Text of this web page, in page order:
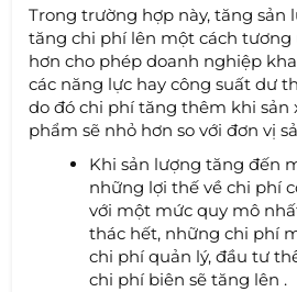
Trong trường hợp này, tăng sản
tăng chi phí lên một cách tương
hơn cho phép doanh nghiệp
các năng lực hay công suất dư
do đó chi phí tăng thêm khi sản
phẩm sẽ nhỏ hơn so với đơn vị
Khi sản lượng tăng đến
những lợi thế về chi phí
với một mức quy mô
thác hết, những chi phí
chi phí quản lý, đầu tư
chi phí biên sẽ tăng lên .